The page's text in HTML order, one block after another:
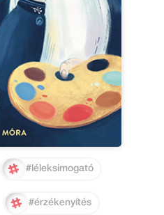
#léleksimogató
#érzékenyítés